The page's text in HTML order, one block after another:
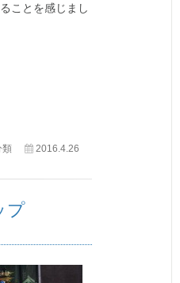
ことを感じまし
類 2016.4.26
プ